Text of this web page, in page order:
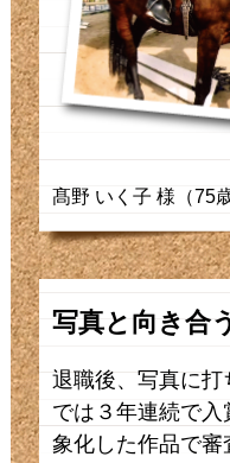
髙野 いく子 様（75
写真と向き合う
退職後、写真に
では３年連続で
象化した作品で審